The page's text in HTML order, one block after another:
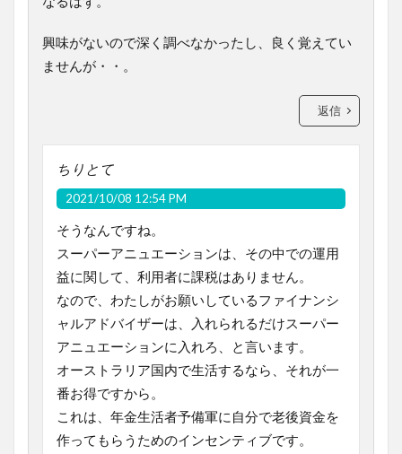
興味がないので深く調べなかったし、良く覚えてい
ませんが・・。
返信
ちりとて
2021/10/08 12:54 PM
そうなんですね。
スーパーアニュエーションは、その中での運用
益に関して、利用者に課税はありません。
なので、わたしがお願いしているファイナンシ
ャルアドバイザーは、入れられるだけスーパー
アニュエーションに入れろ、と言います。
オーストラリア国内で生活するなら、それが一
番お得ですから。
これは、年金生活者予備軍に自分で老後資金を
作ってもらうためのインセンティブです。